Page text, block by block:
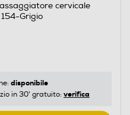
cervicale
Grigio
disponibile
in 30' gratuito: verifica